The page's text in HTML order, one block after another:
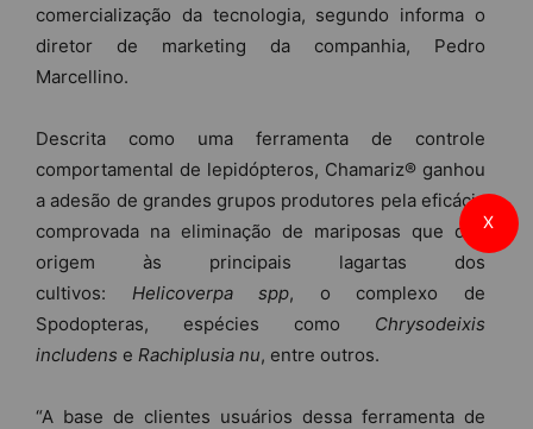
comercialização da tecnologia, segundo informa o
diretor de marketing da companhia, Pedro
Marcellino.
Descrita como uma ferramenta de controle
comportamental de lepidópteros, Chamariz® ganhou
a adesão de grandes grupos produtores pela eficácia
comprovada na eliminação de mariposas que dão
origem às principais lagartas dos
cultivos: Helicoverpa spp, o complexo de
Spodopteras, espécies como Chrysodeixis
includens e Rachiplusia nu, entre outros.
“A base de clientes usuários dessa ferramenta de
X